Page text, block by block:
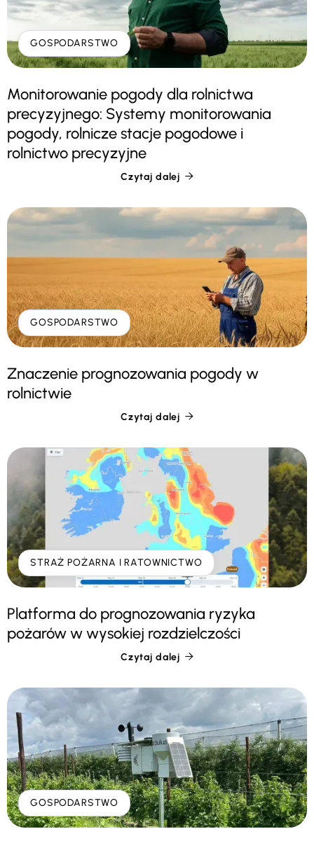
GOSPODARSTWO
Monitorowanie pogody dla rolnictwa
precyzyjnego: Systemy monitorowania
pogody, rolnicze stacje pogodowe i
rolnictwo precyzyjne
Czytaj dalej 
GOSPODARSTWO
Znaczenie prognozowania pogody w
rolnictwie
Czytaj dalej 
STRAŻ POŻARNA I RATOWNICTWO
Platforma do prognozowania ryzyka
pożarów w wysokiej rozdzielczości
Czytaj dalej 
GOSPODARSTWO